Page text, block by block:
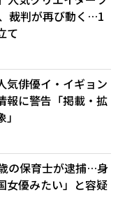
裁判が再び動く…1
て
気俳優イ・イギョン
報に警告「掲載・拡
の保育士が逮捕…身
女優みたい」と容疑